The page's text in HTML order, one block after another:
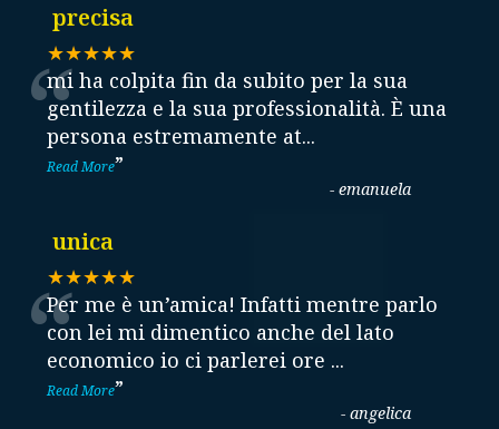
precisa
★★★★★
“
mi ha colpita fin da subito per la sua
gentilezza e la sua professionalità. È una
persona estremamente at...
Read More”
-emanuela
unica
★★★★★
“
Per me è un’amica! Infatti mentre parlo
con lei mi dimentico anche del lato
economico io ci parlerei ore ...
Read More”
-angelica